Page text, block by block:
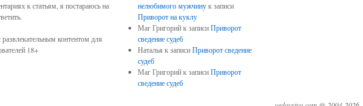
к статьям, я постараюсь на
развлекательным контентом для
18+
нелюбимого мужчинук записи
Приворот на куклу
Маг Григорийк записиПриворот
сведение судеб
Наталья к записиПриворот сведение
судеб
Маг Григорийк записиПриворот
сведение судеб